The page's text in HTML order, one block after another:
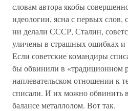
словам автора якобы
идеологии, ясна с первых
ни делали СССР, Сталин,
уличены в страшных ошибках
Если советские командиры
бы обвинили в «традиционном
наплевательском отношении к
списали. И их можно обвинить
балансе металлолом. Вот так.